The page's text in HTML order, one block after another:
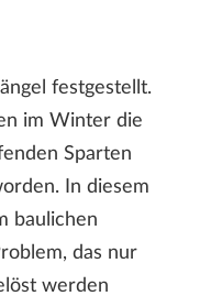
festgestellt.
im Winter die
Sparten
In diesem
baulichen
das nur
werden